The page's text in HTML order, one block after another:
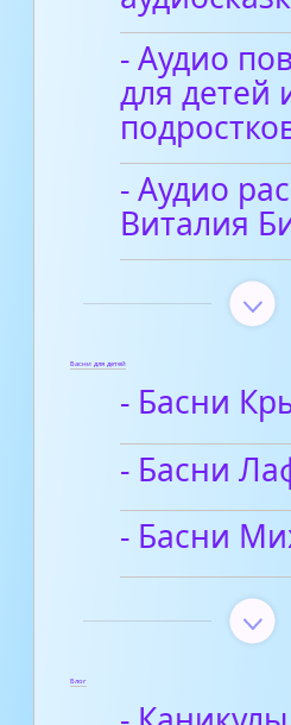
- Аудио
для детей
- Аудио
Виталия
Басни для детей
- Басни
- Басни
- Басни
Блог